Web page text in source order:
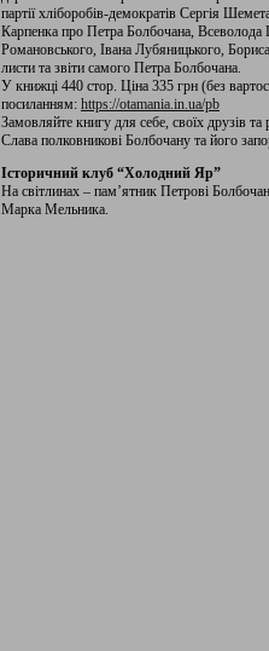
партії хліборобів-демократів Сергія
Карпенка про Петра Болбочана, Всеволода
Романовського, Івана Лубяницького,
листи та звіти самого Петра Болбочана.
У книжці 440 стор. Ціна 335 грн (без
посиланням: https://otamania.in.ua/pb
Замовляйте книгу для себе, своїх друзів та
Слава полковникові Болбочану та його
Історичний клуб “Холодний Яр”
На світлинах – пам’ятник Петрові
Марка Мельника.